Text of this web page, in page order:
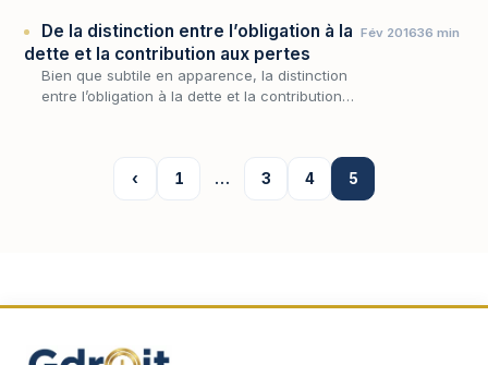
De la distinction entre l’obligation à la
dette et la contribution aux pertes
Bien que subtile en apparence, la distinction
entre l’obligation à la dette et la contribution
Fév 201636 min
‹ 1 … 3 4 5